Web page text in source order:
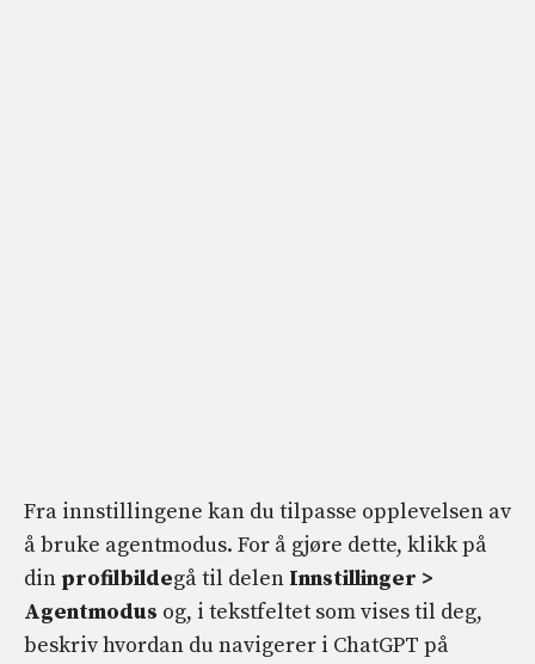
Fra innstillingene kan du tilpasse opplevelsen av
å bruke agentmodus. For å gjøre dette, klikk på
din profilbildegå til delen Innstillinger >
Agentmodus og, i tekstfeltet som vises til deg,
beskriv hvordan du navigerer i ChatGPT på